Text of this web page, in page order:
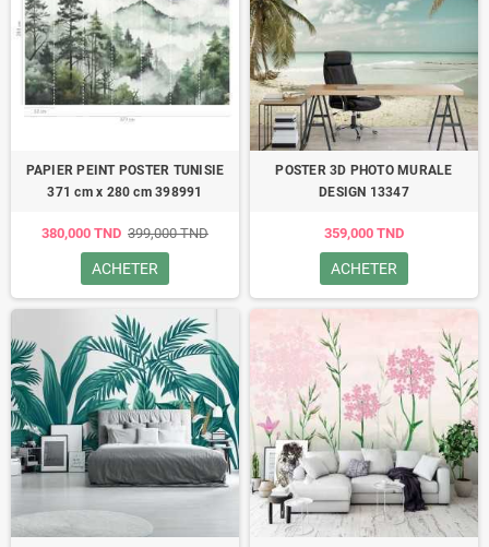
PAPIER PEINT POSTER TUNISIE
371 cm x 280 cm 398991
380,000 TND 399,000 TND
ACHETER
POSTER 3D PHOTO MURALE
DESIGN 13347
359,000 TND
ACHETER